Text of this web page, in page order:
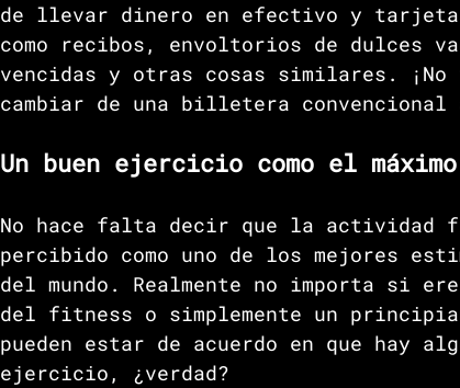
de llevar dinero en efectivo y
como recibos, envoltorios de dulces
vencidas y otras cosas similares.
cambiar de una billetera
Un buen ejercicio como el
No hace falta decir que la actividad
percibido como uno de los mejores
del mundo. Realmente no importa si
del fitness o simplemente un
pueden estar de acuerdo en que hay
ejercicio, ¿verdad?